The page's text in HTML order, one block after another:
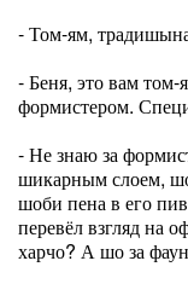
- Том-ям,
- Беня, это вам
формистером.
- Не знаю за
шикарным слоем,
шоби пена в его
перевёл взгляд на
харчо? А шо за